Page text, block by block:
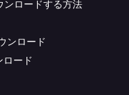
ンロードする方法
ンロード
ロード